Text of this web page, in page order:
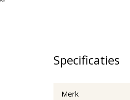
Specificaties
Merk